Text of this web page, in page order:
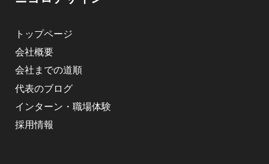
トップページ
会社概要
会社までの道順
代表のブログ
インターン・職場体験
採用情報